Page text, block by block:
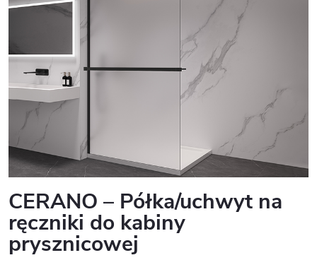
CERANO – Półka/uchwyt na
ręczniki do kabiny
prysznicowej